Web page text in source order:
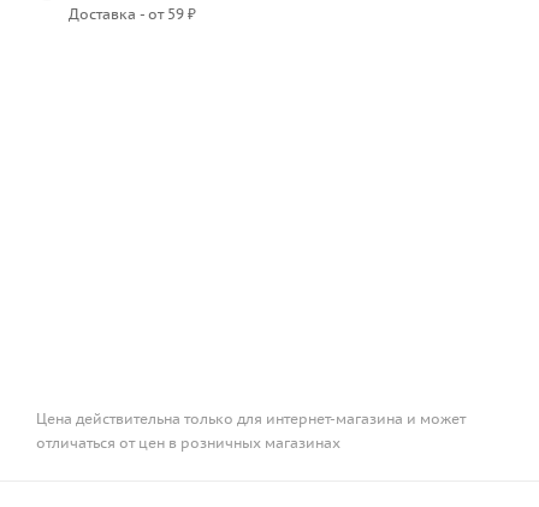
Доставка - от 59 ₽
Цена действительна только для интернет-магазина и может
отличаться от цен в розничных магазинах